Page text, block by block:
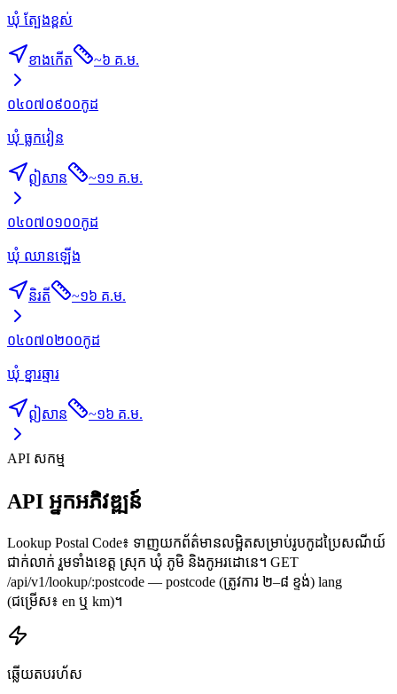
ឃុំ ត្បែងខ្ពស់
ខាងកើត ~៦ គ.ម.
០៤០៧០៩០០កូដ
ឃុំ ធ្លកវៀន
ឦសាន ~១១ គ.ម.
០៤០៧០១០០កូដ
ឃុំ ឈានឡើង
និរតី ~១៦ គ.ម.
០៤០៧០២០០កូដ
ឃុំ ខ្នារឆ្មារ
ឦសាន ~១៦ គ.ម.
API សកម្ម
API អ្នកអភិវឌ្ឍន៍
Lookup Postal Code៖ ទាញយកព័ត៌មានលម្អិតសម្រាប់រូបកូដប្រៃសណីយ៍
ជាក់លាក់ រួមទាំងខេត្ត ស្រុក ឃុំ ភូមិ និងកូអរដោនេ។ GET
/api/v1/lookup/:postcode — postcode (ត្រូវការ ២–៨ ខ្ទង់) lang
(ជម្រើស៖ en ឬ km)។
ឆ្លើយតបរហ័ស